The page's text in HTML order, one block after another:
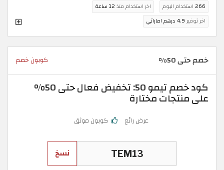
266 استخدام اليوم اخر استخدام منذ 12 ساعة
اخر توفير 4.9 درهم اماراتي
خصم حتى 50% كوبون خصم
كود خصم تيمو 50: تخفيض فعال حتى 50%
على منتجات مختارة
عرض رائع كوبون موثق
نسخ